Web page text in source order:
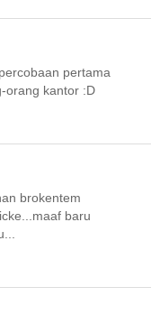
pertama
orang kantor :D
brokentem
baru